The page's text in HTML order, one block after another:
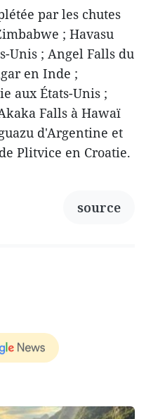
par les chutes
; Havasu
Unis ; Angel Falls du
en Inde ;
aux États-Unis ;
Falls à Hawaï
d'Argentine et
Plitvice en Croatie.
source